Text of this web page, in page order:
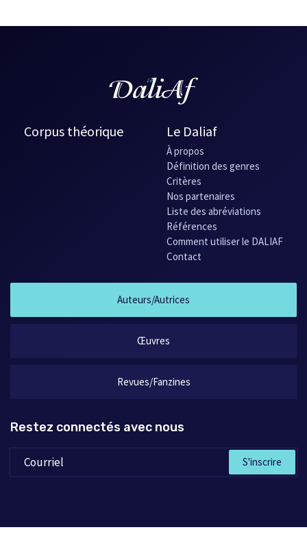
Corpus théorique Le Daliaf
À propos
Définition des genres
Critères
Nos partenaires
Liste des abréviations
Références
Comment utiliser le DALIAF
Contact
Auteurs/Autrices
Œuvres
Revues/Fanzines
Restez connectés avec nous
S'inscrire